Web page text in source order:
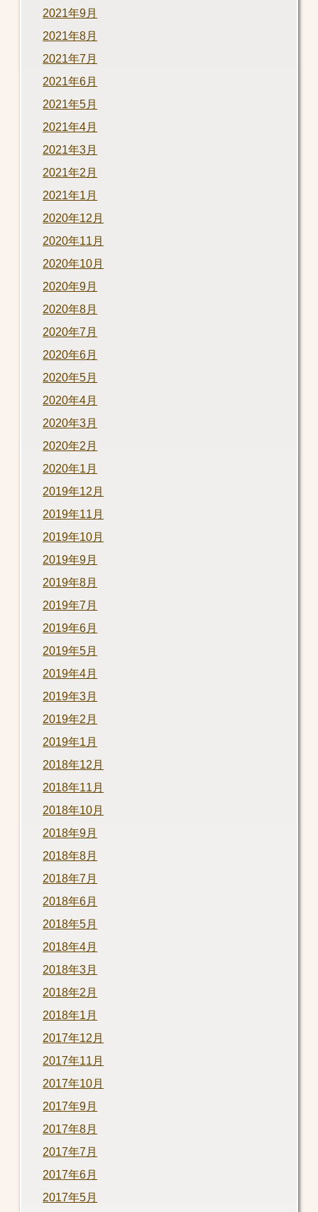
2021年9月
2021年8月
2021年7月
2021年6月
2021年5月
2021年4月
2021年3月
2021年2月
2021年1月
2020年12月
2020年11月
2020年10月
2020年9月
2020年8月
2020年7月
2020年6月
2020年5月
2020年4月
2020年3月
2020年2月
2020年1月
2019年12月
2019年11月
2019年10月
2019年9月
2019年8月
2019年7月
2019年6月
2019年5月
2019年4月
2019年3月
2019年2月
2019年1月
2018年12月
2018年11月
2018年10月
2018年9月
2018年8月
2018年7月
2018年6月
2018年5月
2018年4月
2018年3月
2018年2月
2018年1月
2017年12月
2017年11月
2017年10月
2017年9月
2017年8月
2017年7月
2017年6月
2017年5月